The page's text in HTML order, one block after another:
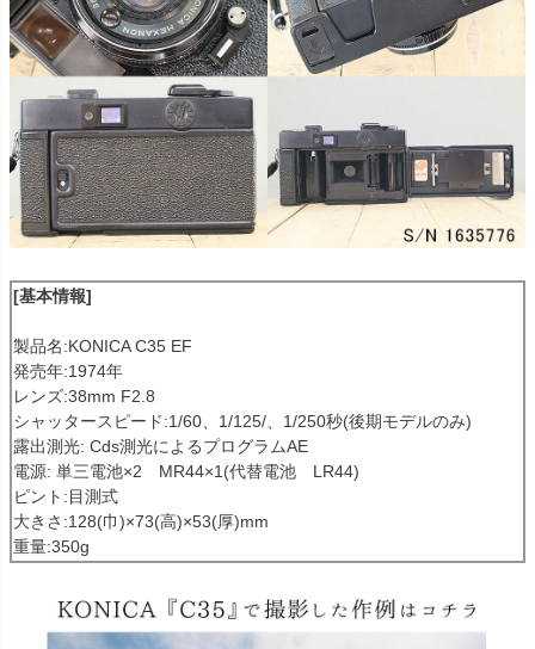
[基本情報]
製品名:KONICA C35 EF
発売年:1974年
レンズ:38mm F2.8
シャッタースピード:1/60、1/125/、1/250秒(後期モデルのみ)
露出測光: Cds測光によるプログラムAE
電源: 単三電池×2 MR44×1(代替電池 LR44)
ピント:目測式
大きさ:128(巾)×73(高)×53(厚)mm
重量:350g